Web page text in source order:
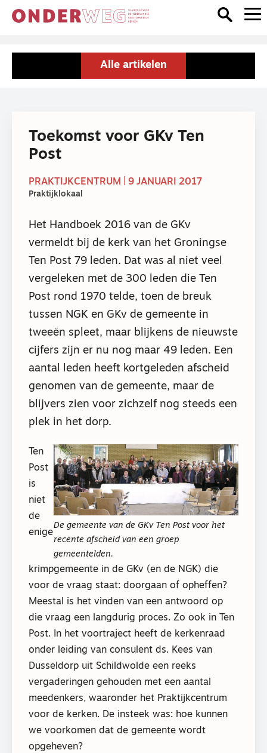
Alle artikelen
Toekomst voor GKv Ten
Post
PRAKTIJKCENTRUM | 9 JANUARI 2017
Praktijklokaal
Het Handboek 2016 van de GKv
vermeldt bij de kerk van het Groningse
Ten Post 79 leden. Dat was al niet veel
vergeleken met de 300 leden die Ten
Post rond 1970 telde, toen de breuk
tussen NGK en GKv de gemeente in
tweeën spleet, maar blijkens de nieuwste
cijfers zijn er nu nog maar 49 leden. Een
aantal leden heeft kortgeleden afscheid
genomen van de gemeente, maar de
blijvers zien voor zichzelf nog steeds een
plek in het dorp.
De gemeente van de GKv Ten Post voor het
recente afscheid van een groep
gemeentelden.
Ten
Post
is
niet
de
enige
krimpgemeente in de GKv (en de NGK) die
voor de vraag staat: doorgaan of opheffen?
Meestal is het vinden van een antwoord op
die vraag een langdurig proces. Zo ook in Ten
Post. In het voortraject heeft de kerkenraad
onder leiding van consulent ds. Kees van
Dusseldorp uit Schildwolde een reeks
vergaderingen gehouden met een aantal
meedenkers, waaronder het Praktijkcentrum
voor de kerken. De insteek was: hoe kunnen
we voorkomen dat de gemeente wordt
opgeheven?